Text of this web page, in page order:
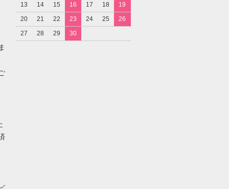
13
14 15 16 17 18
19
20
21 22 23 24 25
26
27
28 29 30